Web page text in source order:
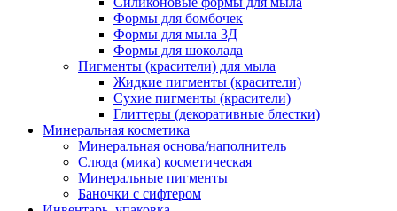
Формы для бомбочек
Формы для мыла 3Д
Формы для шоколада
Пигменты (красители) для мыла
Жидкие пигменты (красители)
Сухие пигменты (красители)
Глиттеры (декоративные блестки)
Минеральная косметика
Минеральная основа/наполнитель
Слюда (мика) косметическая
Минеральные пигменты
Баночки с сифтером